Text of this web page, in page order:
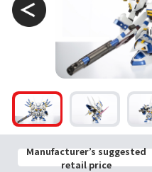
Manufacturer’s suggested
retail price